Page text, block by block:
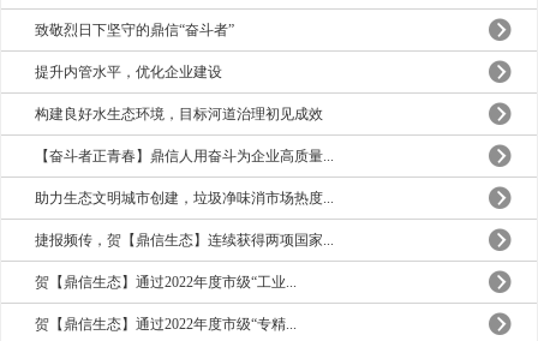
致敬烈日下坚守的鼎信“奋斗者”
提升内管水平，优化企业建设
构建良好水生态环境，目标河道治理初见成效
【奋斗者正青春】鼎信人用奋斗为企业高质量...
助力生态文明城市创建，垃圾净味消市场热度...
捷报频传，贺【鼎信生态】连续获得两项国家...
贺【鼎信生态】通过2022年度市级“工业...
贺【鼎信生态】通过2022年度市级“专精...